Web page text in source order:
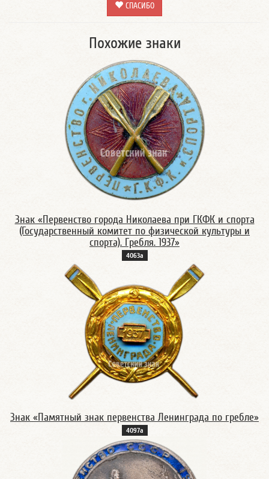
СПАСИБО
Похожие знаки
Знак «Первенство города Николаева при ГКФК и спорта
(Государственный комитет по физической культуры и
спорта). Гребля. 1937»
4063а
Знак «Памятный знак первенства Ленинграда по гребле»
4097а